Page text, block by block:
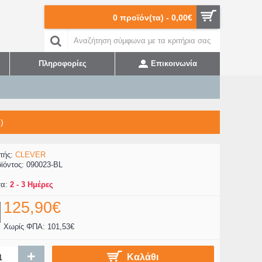
0 προϊόν(τα) - 0,00€
Πληροφορίες Επικοινωνία
CLEVER
090023-BL
2 - 3 Ημέρες
125,90€
Χωρίς ΦΠΑ: 101,53€
+ Καλάθι